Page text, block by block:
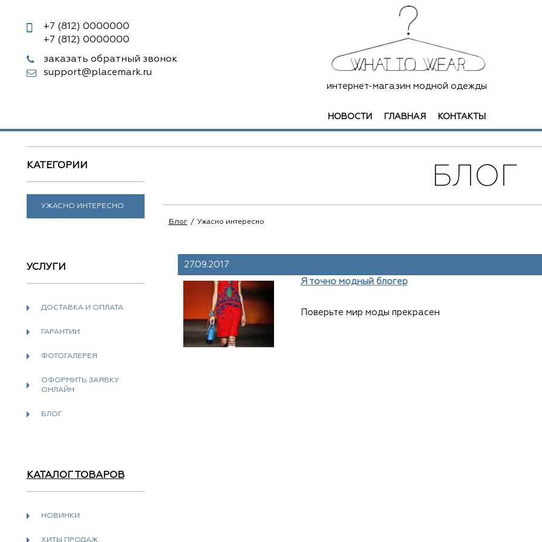
+7 (812) 0000000
+7 (812) 0000000
заказать обратный звонок
support@placemark.ru
интернет-магазин модной одежды
НОВОСТИ ГЛАВНАЯ КОНТАКТЫ
КАТЕГОРИИ
УЖАСНО ИНТЕРЕСНО
УСЛУГИ
ДОСТАВКА И ОПЛАТА
ГАРАНТИИ
ФОТОГАЛЕРЕЯ
ОФОРМИТЬ ЗАЯВКУ
ОНЛАЙН
БЛОГ
КАТАЛОГ ТОВАРОВ
НОВИНКИ
ХИТЫ ПРОДАЖ
БЛОГ
Блог Ужасно интересно
27.09.2017
Я точно модный блогер
Поверьте мир моды прекрасен